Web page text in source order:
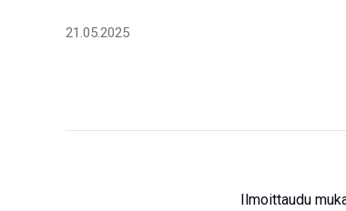
21.05.2025
Ilmoittaudu